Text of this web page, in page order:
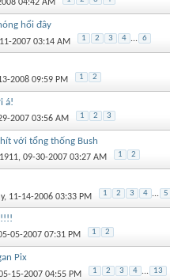
04:42 AM
hổi đây
2007 03:14 AM 1 2 3 4 ... 6
2008 09:59 PM 1 2
á!
2007 03:56 AM 1 2 3
với tổng thống Bush
, 09-30-2007 03:27 AM 1 2
, 11-14-2006 03:33 PM 1 2 3 4 ... 5
05-2007 07:31 PM 1 2
Pix
15-2007 04:55 PM 1 2 3 4 ... 13